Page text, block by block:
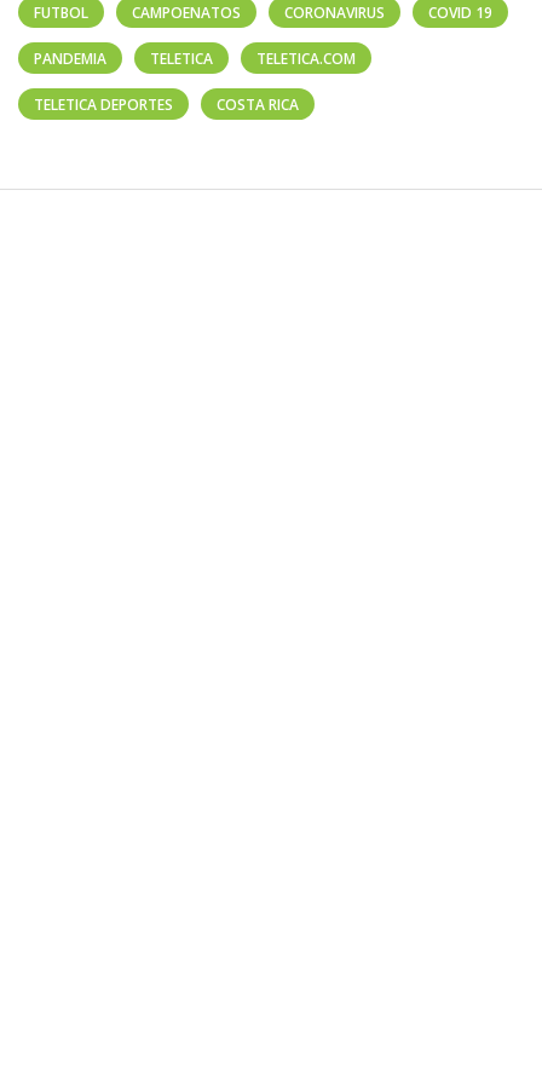
FUTBOL CAMPOENATOS CORONAVIRUS COVID 19
PANDEMIA TELETICA TELETICA.COM
TELETICA DEPORTES COSTA RICA